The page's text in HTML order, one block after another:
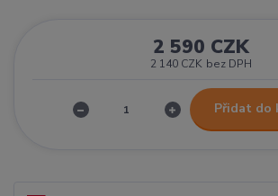
2 590 CZK
2 140 CZK bez DPH
Přidat do